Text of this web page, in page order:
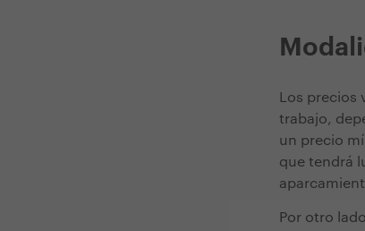
Los
trabajo,
un precio
que tendrá
Por otro